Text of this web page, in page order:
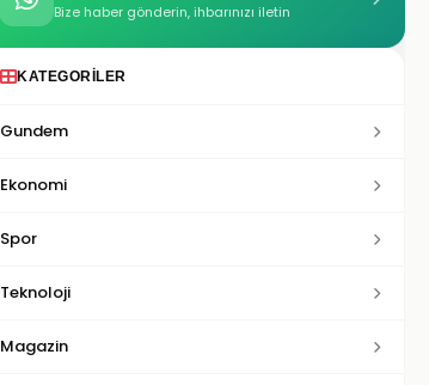
Bize haber gönderin, ihbarınızı iletin
KATEGORILER
Gundem
Ekonomi
Spor
Teknoloji
Magazin